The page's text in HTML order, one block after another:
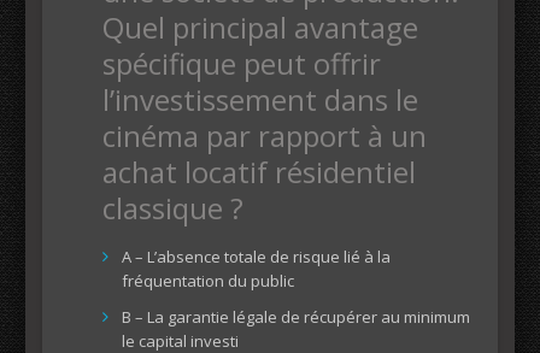
Quel principal avantage
spécifique peut offrir
l’investissement dans le
cinéma par rapport à un
achat locatif résidentiel
classique ?
A – L’absence totale de risque lié à la
fréquentation du public
B – La garantie légale de récupérer au minimum
le capital investi